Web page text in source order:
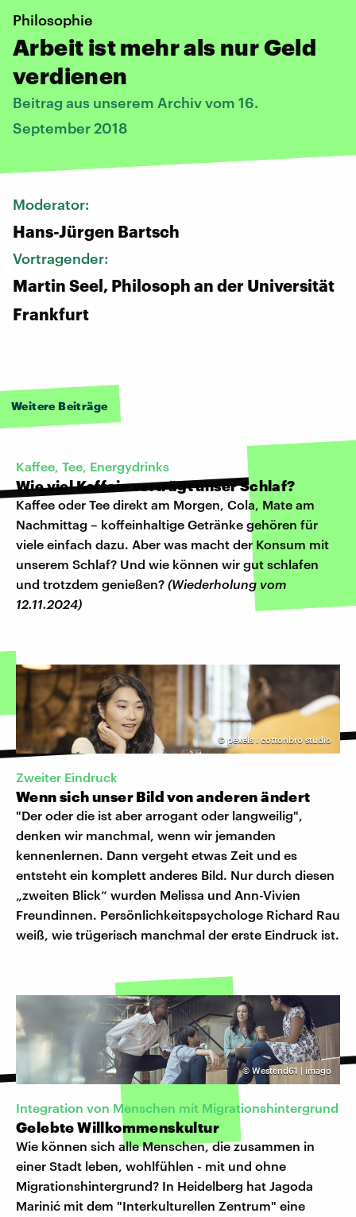
Philosophie
Arbeit ist mehr als nur Geld
verdienen
Beitrag aus unserem Archiv vom 16.
September 2018
Moderator:
Hans-Jürgen Bartsch
Vortragender:
Martin Seel, Philosoph an der Universität
Frankfurt
Weitere Beiträge
Kaffee, Tee, Energydrinks
Wie viel Koffein verträgt unser Schlaf?
Kaffee oder Tee direkt am Morgen, Cola, Mate am
Nachmittag – koffeinhaltige Getränke gehören für
viele einfach dazu. Aber was macht der Konsum mit
unserem Schlaf? Und wie können wir gut schlafen
und trotzdem genießen? (Wiederholung vom
12.11.2024)
© pexels I cottonbro studio
Zweiter Eindruck
Wenn sich unser Bild von anderen ändert
"Der oder die ist aber arrogant oder langweilig",
denken wir manchmal, wenn wir jemanden
kennenlernen. Dann vergeht etwas Zeit und es
entsteht ein komplett anderes Bild. Nur durch diesen
„zweiten Blick“ wurden Melissa und Ann-Vivien
Freundinnen. Persönlichkeitspsychologe Richard Rau
weiß, wie trügerisch manchmal der erste Eindruck ist.
© Westend61 | imago
Integration von Menschen mit Migrationshintergrund
Gelebte Willkommenskultur
Wie können sich alle Menschen, die zusammen in
einer Stadt leben, wohlfühlen - mit und ohne
Migrationshintergrund? In Heidelberg hat Jagoda
Marinić mit dem "Interkulturellen Zentrum" eine